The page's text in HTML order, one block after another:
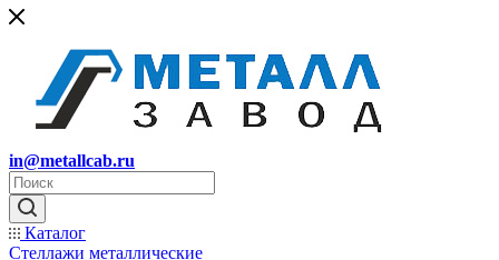
in@metallcab.ru
Каталог
Стеллажи металлические